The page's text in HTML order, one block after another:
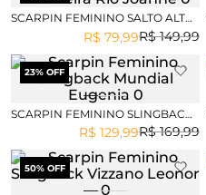
SCARPIN FEMININO SALTO ALTO
BEIRA RIO JOANNE
R$ 149,99
R$ 79,99
23% OFF
SCARPIN FEMININO SLINGBACK
MUNDIAL EUGENIA
R$ 169,99
R$ 129,99
50% OFF